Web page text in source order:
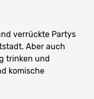
verrückte Partys
Aber auch
trinken und
komische